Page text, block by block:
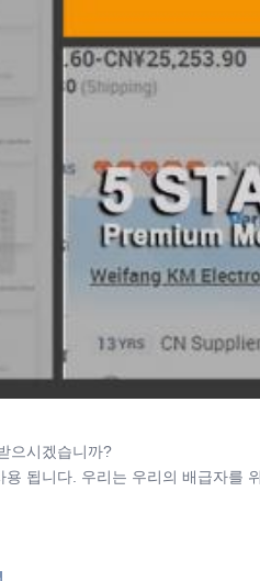
으시겠습니까?
됩니다. 우리는 우리의 배급자를